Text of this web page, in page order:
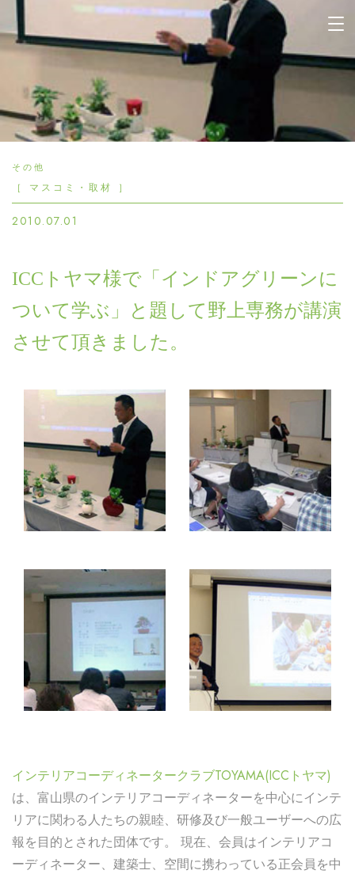
晴香園 | 緑と花の企画設計
施工管理 観葉植物のレンタ
ル 販売 園芸 造園
その他
［ マスコミ・取材 ］
2010.07.01
ICCトヤマ様で「インドアグリーンに
ついて学ぶ」と題して野上専務が講演
させて頂きました。
インテリアコーディネータークラブTOYAMA(ICCトヤマ)
は、富山県のインテリアコーディネーターを中心にインテ
リアに関わる人たちの親睦、研修及び一般ユーザーへの広
報を目的とされた団体です。 現在、会員はインテリアコ
ーディネーター、建築士、空間に携わっている正会員を中